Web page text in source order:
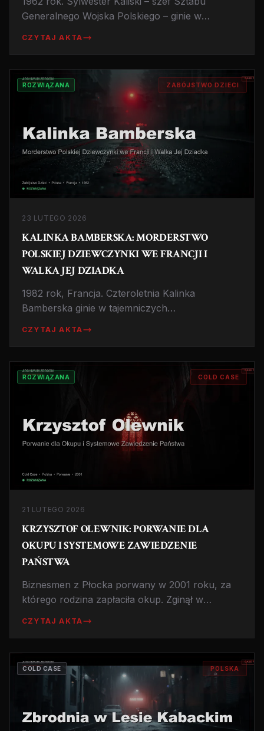
Generalnego Wojska Polskiego – ginie w
wiedział?
CZYTAJ AKTA
ROZWIĄZANA ZABÓJSTWO DZIECI
23 LUTEGO 2026
KALINKA BAMBERSKA: MORDERSTWO
POLSKIEJ DZIEWCZYNKI WE FRANCJI I
WALKA JEJ DZIADKA
1982 rok, Francja. Czteroletnia Kalinka
Bamberska ginie w tajemniczych
CZYTAJ AKTA
ROZWIĄZANA COLD CASE
21 LUTEGO 2026
KRZYSZTOF OLEWNIK: PORWANIE DLA
OKUPU I SYSTEMOWE ZAWIEDZENIE
PAŃSTWA
Biznesmen z Płocka porwany w 2001 roku, za
którego rodzina zapłaciła okup. Zginął w
CZYTAJ AKTA
COLD CASE POLSKA